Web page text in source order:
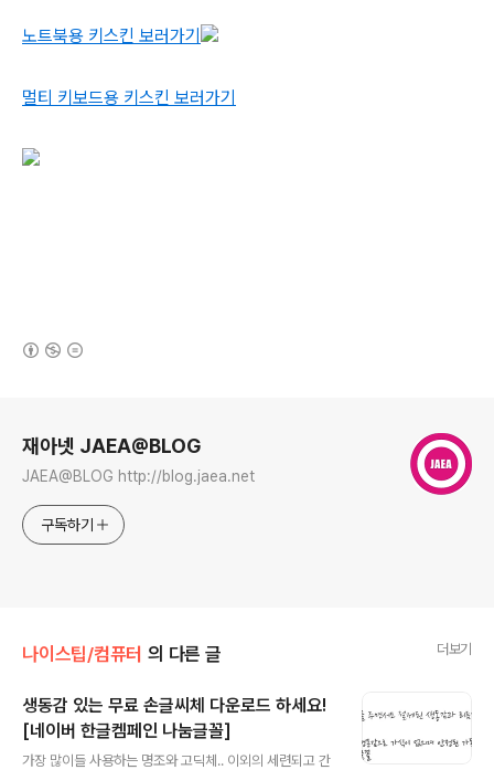
노트북용 키스킨 보러가기
멀티 키보드용 키스킨 보러가기
재아넷 JAEA@BLOG
JAEA@BLOG http://blog.jaea.net
구독하기
나이스팁/컴퓨터 의 다른 글 더보기
생동감 있는 무료 손글씨체 다운로드 하세요!
[네이버 한글켐페인 나눔글꼴]
가장 많이들 사용하는 명조와 고딕체.. 이외의 세련되고 간